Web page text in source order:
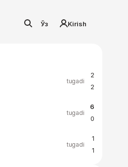
Ўз Kirish
tugadi
2
2
tugadi
6
0
tugadi
1
1